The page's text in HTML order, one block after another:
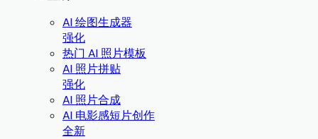
AI 绘图生成器
强化
热门 AI 照片模板
AI 照片拼贴
强化
AI 照片合成
AI 电影感短片创作
全新